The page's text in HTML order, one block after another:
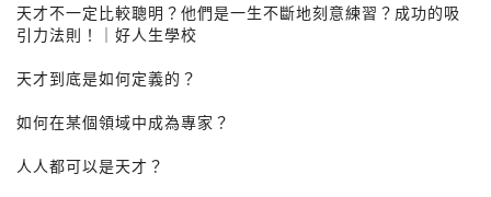
天才不一定比較聰明？他們是一生不斷地刻意練習？成功的吸
引力法則！｜好人生學校
天才到底是如何定義的？
如何在某個領域中成為專家？
人人都可以是天才？